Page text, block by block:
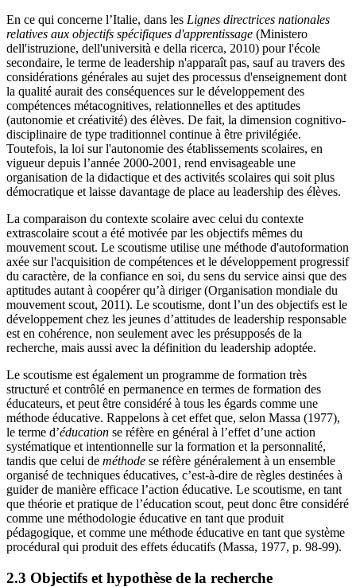
En ce qui concerne l’Italie, dans les Lignes directrices nationales
relatives aux objectifs spécifiques d'apprentissage (Ministero
dell'istruzione, dell'università e della ricerca, 2010) pour l'école
secondaire, le terme de leadership n'apparaît pas, sauf au travers des
considérations générales au sujet des processus d'enseignement dont
la qualité aurait des conséquences sur le développement des
compétences métacognitives, relationnelles et des aptitudes
(autonomie et créativité) des élèves. De fait, la dimension cognitivo-
disciplinaire de type traditionnel continue à être privilégiée.
Toutefois, la loi sur l'autonomie des établissements scolaires, en
vigueur depuis l’année 2000-2001, rend envisageable une
organisation de la didactique et des activités scolaires qui soit plus
démocratique et laisse davantage de place au leadership des élèves.
La comparaison du contexte scolaire avec celui du contexte
extrascolaire scout a été motivée par les objectifs mêmes du
mouvement scout. Le scoutisme utilise une méthode d'autoformation
axée sur l'acquisition de compétences et le développement progressif
du caractère, de la confiance en soi, du sens du service ainsi que des
aptitudes autant à coopérer qu’à diriger (Organisation mondiale du
mouvement scout, 2011). Le scoutisme, dont l’un des objectifs est le
développement chez les jeunes d’attitudes de leadership responsable
est en cohérence, non seulement avec les présupposés de la
recherche, mais aussi avec la définition du leadership adoptée.
Le scoutisme est également un programme de formation très
structuré et contrôlé en permanence en termes de formation des
éducateurs, et peut être considéré à tous les égards comme une
méthode éducative. Rappelons à cet effet que, selon Massa (1977),
le terme d’éducation se réfère en général à l’effet d’une action
systématique et intentionnelle sur la formation et la personnalité,
tandis que celui de méthode se réfère généralement à un ensemble
organisé de techniques éducatives, c’est-à-dire de règles destinées à
guider de manière efficace l’action éducative. Le scoutisme, en tant
que théorie et pratique de l’éducation scout, peut donc être considéré
comme une méthodologie éducative en tant que produit
pédagogique, et comme une méthode éducative en tant que système
procédural qui produit des effets éducatifs (Massa, 1977, p. 98-99).
2.3 Objectifs et hypothèse de la recherche